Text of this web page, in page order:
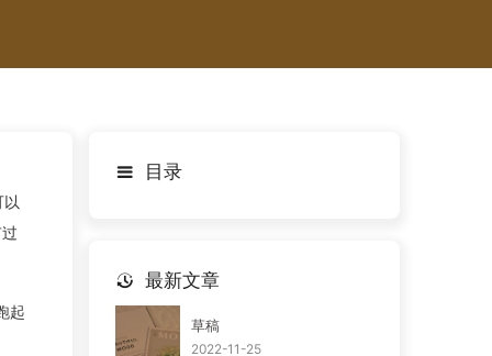
起
目录
最新文章
草稿
2022-11-25